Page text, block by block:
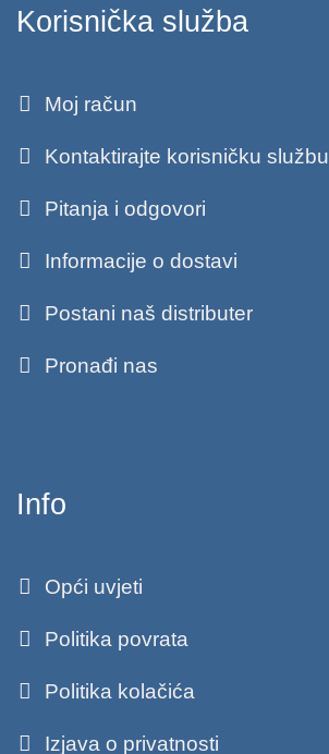
Korisnička služba
Moj račun
Kontaktirajte korisničku službu
Pitanja i odgovori
Informacije o dostavi
Postani naš distributer
Pronađi nas
Info
Opći uvjeti
Politika povrata
Politika kolačića
Izjava o privatnosti